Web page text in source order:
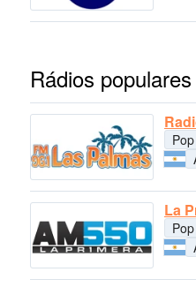
Rádios
Pop
La
Pop